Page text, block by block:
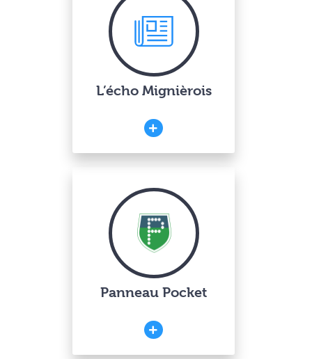
L’écho Mignièrois
Panneau Pocket